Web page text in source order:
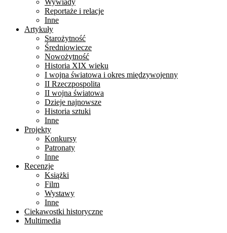
Wywiady
Reportaże i relacje
Inne
Artykuły
Starożytność
Średniowiecze
Nowożytność
Historia XIX wieku
I wojna światowa i okres międzywojenny
II Rzeczpospolita
II wojna światowa
Dzieje najnowsze
Historia sztuki
Inne
Projekty
Konkursy
Patronaty
Inne
Recenzje
Książki
Film
Wystawy
Inne
Ciekawostki historyczne
Multimedia